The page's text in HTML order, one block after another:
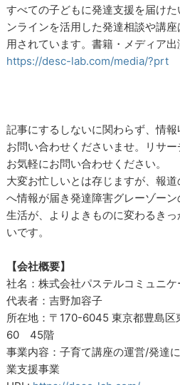
すべての子どもに発達支援を届け
ンラインを活用した発達相談や講
用されています。書籍・メディア
https://desc-lab.com/media/?prt
記事にするしないに関わらず、情
お問い合わせくださいませ。リサ
お気軽にお問い合わせください。
大変お忙しいとは存じますが、報
へ情報が届き発達障害グレーゾー
生活が、よりよきものに変わるき
いです。
【会社概要】
社名：株式会社パステルコミュニケ
代表者：吉野加容子
所在地：〒170-6045 東京都豊島
60 45階
事業内容：子育て講座の運営/発達
業支援事業